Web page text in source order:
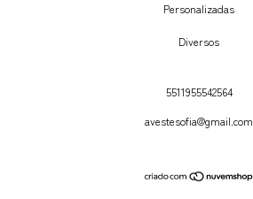
Personalizadas
Diversos
5511955542564
avestesofia@gmail.com